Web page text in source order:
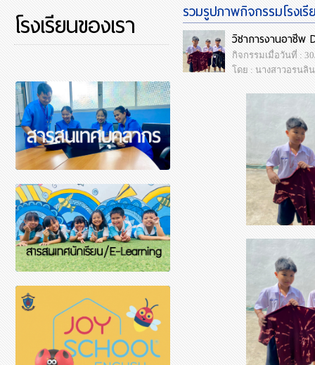
โรงเรียนของเรา รวมรูปภาพกิจกรรมโรงเ
วิชาการงานอาชีพ
กิจกรรมเมื่อวันที่ :
โดย : นางสาวอรนลิ